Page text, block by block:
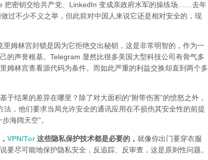
把密钥交给共产党、LinkedIn 变成亲政府水军的操练场……去年
过不少不义之举，但此前对中国人来说它还是相对安全的，现
姆林宫封锁是因为它拒绝交出秘钥，这是非常明智的，作为一
的声誉根基。Telegram 显然比很多美国大型科技公司有骨气多
姆林宫查看源代码为条件。而如此严重的利益交换却直到两个多
结果的差异在哪里？除了对大面积的“附带伤害”的愤怒之外，
，他们要求当局允许安全的通讯应用在不损伤其安全性的前提
海阔天空”。
VPN/Tor这些隐私保护技术都是必要的， 就像你出门要穿衣服
要尽可能地保护隐私安全，反追踪、反审查，这是原则性问题。